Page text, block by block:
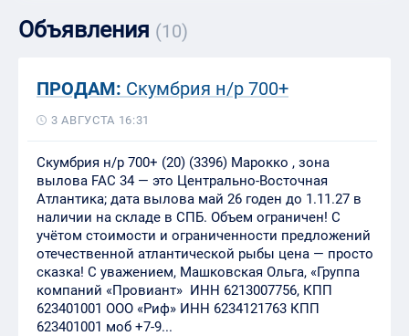
Объявления (10)
ПРОДАМ: Скумбрия н/р 700+
3 АВГУСТА 16:31
Скумбрия н/р 700+ (20) (3396) Марокко , зона
вылова FAC 34 — это Центрально‑Восточная
Атлантика; дата вылова май 26 годен до 1.11.27 в
наличии на складе в СПБ. Объем ограничен! С
учётом стоимости и ограниченности предложений
отечественной атлантической рыбы цена — просто
сказка! С уважением, Машковская Ольга, «Группа
компаний «Провиант» ИНН 6213007756, КПП
623401001 ООО «Риф» ИНН 6234121763 КПП
623401001 моб +7-9...